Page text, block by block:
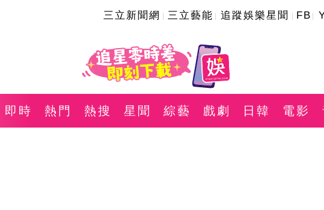
三立新聞網 三立藝能 追蹤娛樂星聞 FB
即時 熱門 熱搜 星聞 綜藝 戲劇 日韓 電影